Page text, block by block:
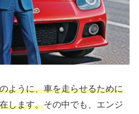
ように、車を走らせるために
します。その中でも、エンジ